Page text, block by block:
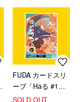
FUDA カードスリ
ーブ「Haる #1」
【スタンダードサ
SOLD OUT